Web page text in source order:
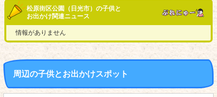
松原街区公園（日光市）の子供と
お出かけ関連ニュース
情報がありません
周辺の子供とお出かけスポット